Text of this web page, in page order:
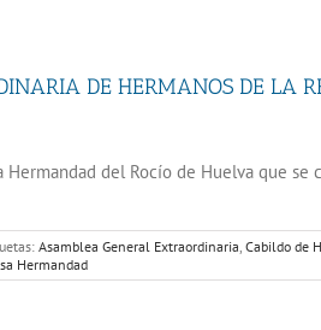
DE HERMANOS DE LA
del Rocío de Huelva que
Asamblea General Extraordinaria Cabildo de
Hermandad